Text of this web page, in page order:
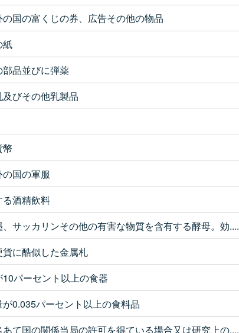
国の富くじの券、広告その他の物品
紙
品並びに弾薬
びその他乳製品
幣
国の軍服
酒精飲料
サッカリンその他の有害な物質を含有する酵母。効....
に酷似した金属札
パーセント以上の食器
0.035パーセント以上の食料品
て国の関係当局の許可を得ている場合又は研究上の....